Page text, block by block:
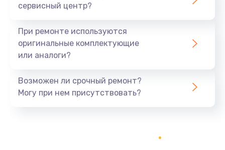
Ремонт платы блока питания
800 руб.
Заказать
4900 руб.
сервисный центр?
При ремонте используются
оригинальные комплектующие
или аналоги?
Возможен ли срочный ремонт?
Могу при нем присутствовать?